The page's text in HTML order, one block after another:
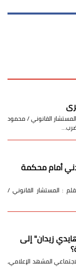
القانوني / محمود
أمام محكمة
: المستشار القانوني /
زيدان" إلى
المشهد الإعلامي،